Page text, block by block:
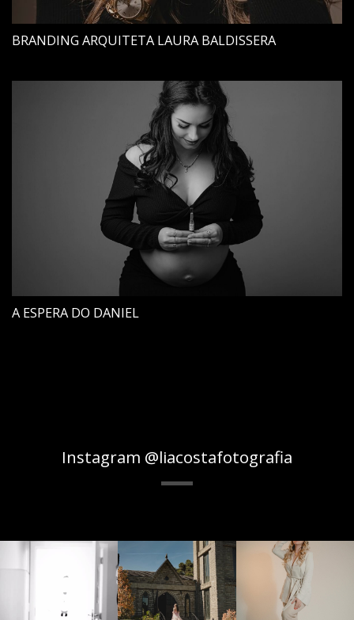
BRANDING ARQUITETA LAURA BALDISSERA
A ESPERA DO DANIEL
Instagram @liacostafotografia